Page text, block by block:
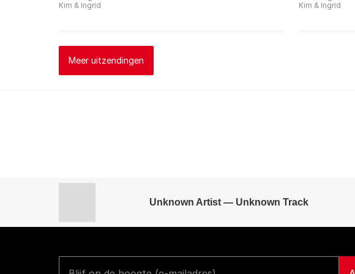
Kim & Ingrid
Kim & Ingrid
Meer uitzendingen
Unknown Artist — Unknown Track